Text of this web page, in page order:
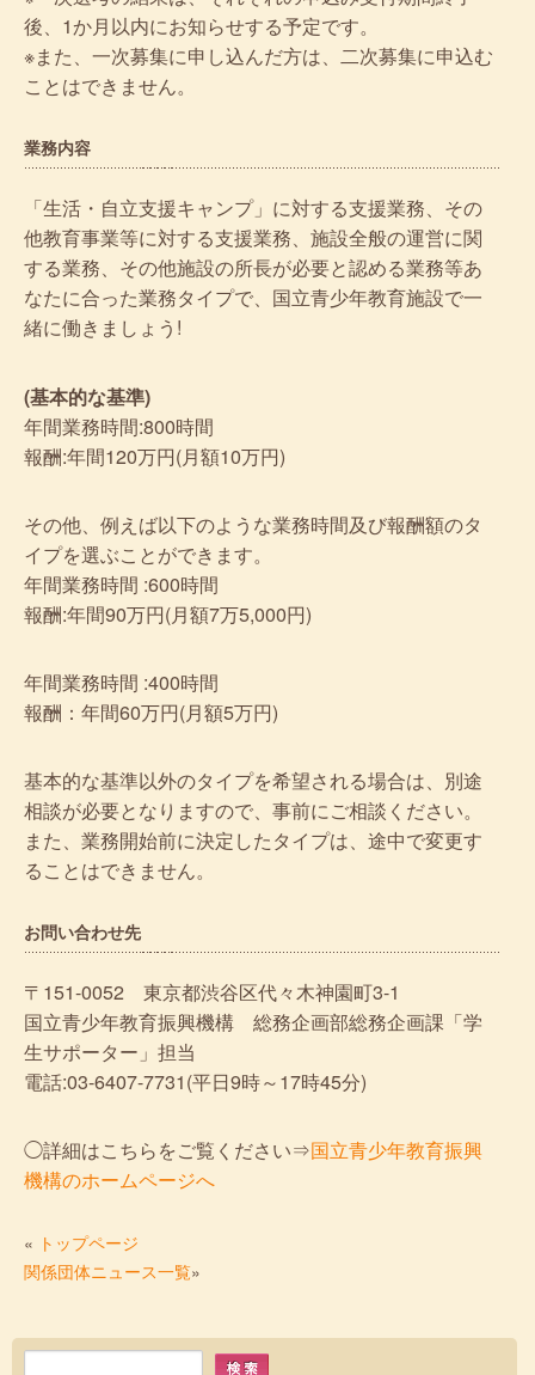
後、1か月以内にお知らせする予定です。
※また、一次募集に申し込んだ方は、二次募集に申込む
ことはできません。
業務内容
「生活・自立支援キャンプ」に対する支援業務、その
他教育事業等に対する支援業務、施設全般の運営に関
する業務、その他施設の所長が必要と認める業務等あ
なたに合った業務タイプで、国立青少年教育施設で一
緒に働きましょう!
(基本的な基準)
年間業務時間:800時間
報酬:年間120万円(月額10万円)
その他、例えば以下のような業務時間及び報酬額のタ
イプを選ぶことができます。
年間業務時間 :600時間
報酬:年間90万円(月額7万5,000円)
年間業務時間 :400時間
報酬：年間60万円(月額5万円)
基本的な基準以外のタイプを希望される場合は、別途
相談が必要となりますので、事前にご相談ください。
また、業務開始前に決定したタイプは、途中で変更す
ることはできません。
お問い合わせ先
〒151-0052 東京都渋谷区代々木神園町3-1
国立青少年教育振興機構 総務企画部総務企画課「学
生サポーター」担当
電話:03-6407-7731(平日9時～17時45分)
◯詳細はこちらをご覧ください⇒国立青少年教育振興
機構のホームページへ
« トップページ
関係団体ニュース一覧»